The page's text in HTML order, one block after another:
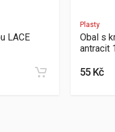
LACE
Plasty
Obal s
antracit
55 Kč